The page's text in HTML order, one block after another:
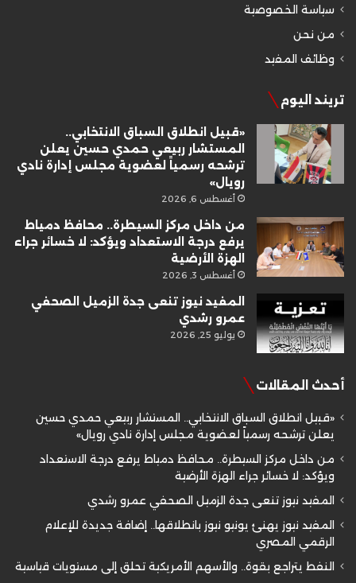
سياسة الخصوصية
من نحن
وظائف المفيد
تريند اليوم
«قبيل انطلاق السباق الانتخابي..
المستشار ربيعي حمدي حسين يعلن
ترشحه رسمياً لعضوية مجلس إدارة نادي
رويال»
أغسطس 6, 2026
من داخل مركز السيطرة.. محافظ دمياط
يرفع درجة الاستعداد ويؤكد: لا خسائر جراء
الهزة الأرضية
أغسطس 3, 2026
المفيد نيوز تنعى جدة الزميل الصحفي
عمرو رشدي
يوليو 25, 2026
أحدث المقالات
«قبيل انطلاق السباق الانتخابي.. المستشار ربيعي حمدي حسين
يعلن ترشحه رسمياً لعضوية مجلس إدارة نادي رويال»
من داخل مركز السيطرة.. محافظ دمياط يرفع درجة الاستعداد
ويؤكد: لا خسائر جراء الهزة الأرضية
المفيد نيوز تنعى جدة الزميل الصحفي عمرو رشدي
المفيد نيوز يهنئ يونيو نيوز بانطلاقها.. إضافة جديدة للإعلام
الرقمي المصري
النفط يتراجع بقوة.. والأسهم الأمريكية تحلق إلى مستويات قياسية